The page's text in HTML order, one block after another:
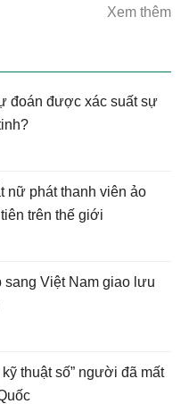
Xem thêm
đoán được xác suất sự
nữ phát thanh viên ảo
trên thế giới
sang Việt Nam giao lưu
thuật số” người đã mất